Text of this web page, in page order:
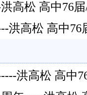
高松 高中76
洪高松 高中
洪高松 高中